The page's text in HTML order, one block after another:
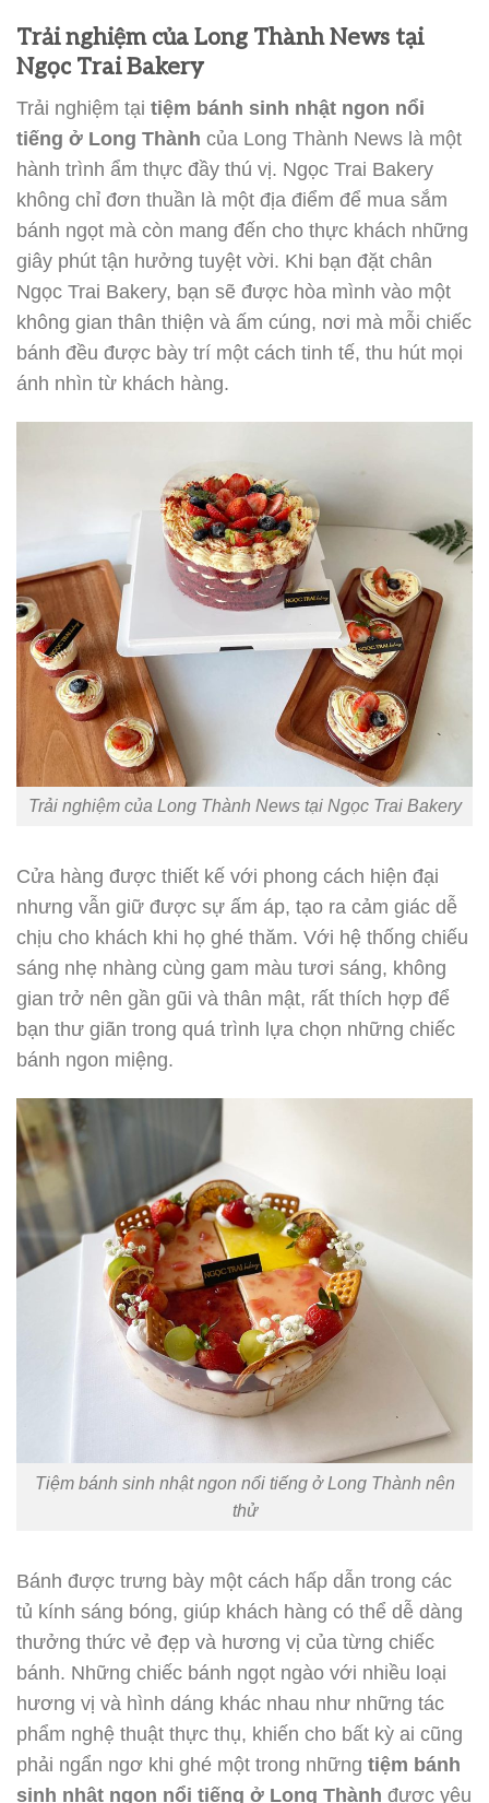
Trải nghiệm của Long Thành News tại
Ngọc Trai Bakery
Trải nghiệm tại tiệm bánh sinh nhật ngon nổi
tiếng ở Long Thành của Long Thành News là một
hành trình ẩm thực đầy thú vị. Ngọc Trai Bakery
không chỉ đơn thuần là một địa điểm để mua sắm
bánh ngọt mà còn mang đến cho thực khách những
giây phút tận hưởng tuyệt vời. Khi bạn đặt chân
Ngọc Trai Bakery, bạn sẽ được hòa mình vào một
không gian thân thiện và ấm cúng, nơi mà mỗi chiếc
bánh đều được bày trí một cách tinh tế, thu hút mọi
ánh nhìn từ khách hàng.
Trải nghiệm của Long Thành News tại Ngọc Trai Bakery
Cửa hàng được thiết kế với phong cách hiện đại
nhưng vẫn giữ được sự ấm áp, tạo ra cảm giác dễ
chịu cho khách khi họ ghé thăm. Với hệ thống chiếu
sáng nhẹ nhàng cùng gam màu tươi sáng, không
gian trở nên gần gũi và thân mật, rất thích hợp để
bạn thư giãn trong quá trình lựa chọn những chiếc
bánh ngon miệng.
Tiệm bánh sinh nhật ngon nổi tiếng ở Long Thành nên
thử
Bánh được trưng bày một cách hấp dẫn trong các
tủ kính sáng bóng, giúp khách hàng có thể dễ dàng
thưởng thức vẻ đẹp và hương vị của từng chiếc
bánh. Những chiếc bánh ngọt ngào với nhiều loại
hương vị và hình dáng khác nhau như những tác
phẩm nghệ thuật thực thụ, khiến cho bất kỳ ai cũng
phải ngẩn ngơ khi ghé một trong những tiệm bánh
sinh nhật ngon nổi tiếng ở Long Thành được yêu